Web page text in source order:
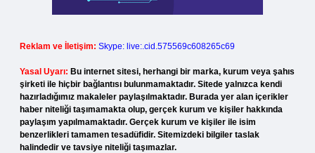
Reklam ve İletişim: Skype: live:.cid.575569c608265c69
Yasal Uyarı: Bu internet sitesi, herhangi bir marka, kurum veya şahıs
şirketi ile hiçbir bağlantısı bulunmamaktadır. Sitede yalnızca kendi
hazırladığımız makaleler paylaşılmaktadır. Burada yer alan içerikler
haber niteliği taşımamakta olup, gerçek kurum ve kişiler hakkında
paylaşım yapılmamaktadır. Gerçek kurum ve kişiler ile isim
benzerlikleri tamamen tesadüfidir. Sitemizdeki bilgiler taslak
halindedir ve tavsiye niteliği taşımazlar.